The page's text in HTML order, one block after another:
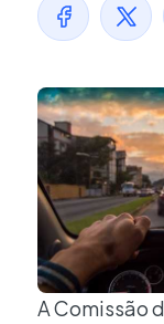
A Comissão